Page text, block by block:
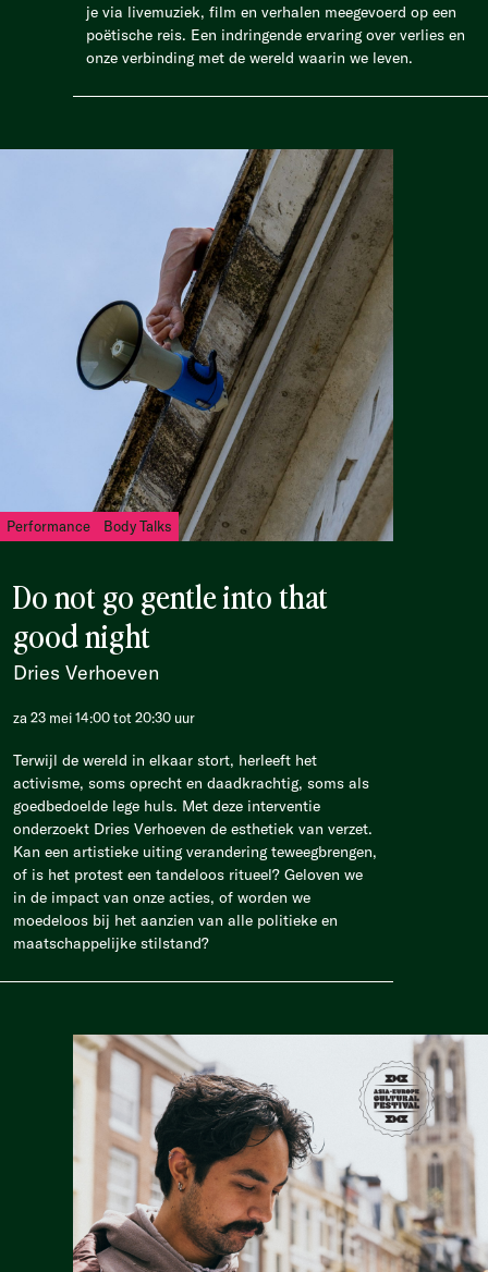
je via livemuziek, film en verhalen meegevoerd op een
poëtische reis. Een indringende ervaring over verlies en
onze verbinding met de wereld waarin we leven.
Performance Body Talks
Do not go gentle into that
good night
Dries Verhoeven
za 23 mei 14:00 tot 20:30 uur
Terwijl de wereld in elkaar stort, herleeft het
activisme, soms oprecht en daadkrachtig, soms als
goedbedoelde lege huls. Met deze interventie
onderzoekt Dries Verhoeven de esthetiek van verzet.
Kan een artistieke uiting verandering teweegbrengen,
of is het protest een tandeloos ritueel? Geloven we
in de impact van onze acties, of worden we
moedeloos bij het aanzien van alle politieke en
maatschappelijke stilstand?